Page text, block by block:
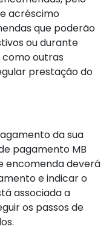
acréscimo
que poderão
ou durante
outras
prestação do
da sua
pagamento MB
encomenda deverá
e indicar o
associada a
os passos de